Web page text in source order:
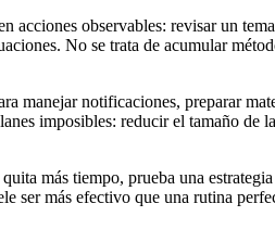
observables: revisar un
No se trata de acumular
manejar notificaciones, preparar
imposibles: reducir el tamaño
más tiempo, prueba una
ser más efectivo que una rutina